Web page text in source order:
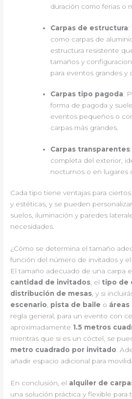
duración como ferias o
Carpas de estructura:
como carpas de
estructura resistente
tamaños y
para eventos grandes y
Carpas tipo pagoda:
forma de pagoda y
eventos pequeños o
carpas más grandes.
Carpas transparentes
completa del exterior,
nocturnos o en lugares
Cada tipo tiene ventajas para
y estéticas, y se pueden
suelos, iluminación y paredes
necesidades.
¿Cómo se determina el tamaño
función del número de invitados y
El tamaño adecuado de una carpa
cantidad de invitados, el tipo de
distribución de mesas, y si
escenario, pista de baile o áreas
regla general, para un evento con
aproximadamente 1.5 metros
mientras que si es un cóctel, se
metro cuadrado por invitado.
añadir espacio adicional para
En conclusión, el alquiler de
una solución práctica y flexible